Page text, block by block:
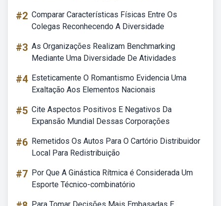
#2 Comparar Características Físicas Entre Os
Colegas Reconhecendo A Diversidade
#3 As Organizações Realizam Benchmarking
Mediante Uma Diversidade De Atividades
#4 Esteticamente O Romantismo Evidencia Uma
Exaltação Aos Elementos Nacionais
#5 Cite Aspectos Positivos E Negativos Da
Expansão Mundial Dessas Corporações
#6 Remetidos Os Autos Para O Cartório Distribuidor
Local Para Redistribuição
#7 Por Que A Ginástica Rítmica é Considerada Um
Esporte Técnico-combinatório